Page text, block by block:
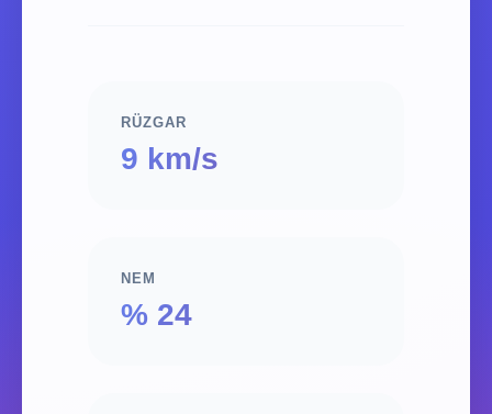
RÜZGAR
9 km/s
NEM
% 24